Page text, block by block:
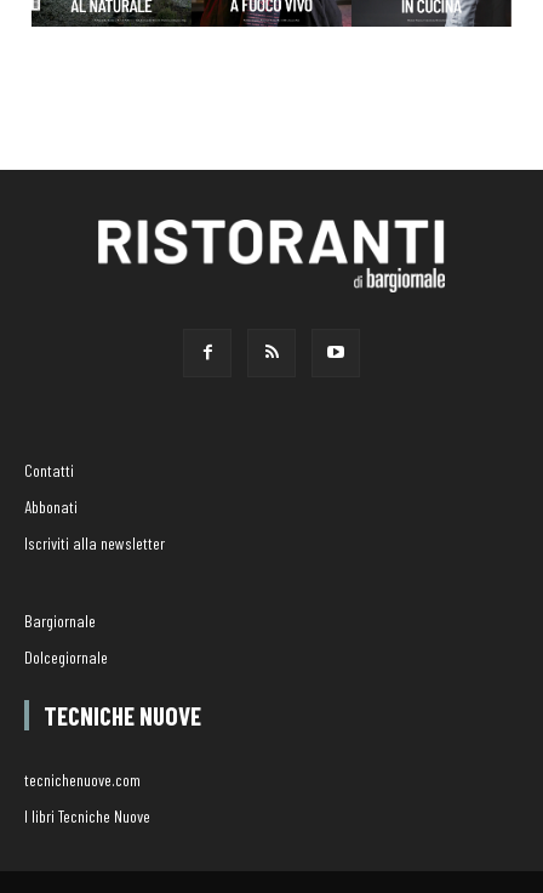
Contatti
Abbonati
Iscriviti alla newsletter
Bargiornale
Dolcegiornale
TECNICHE NUOVE
tecnichenuove.com
I libri Tecniche Nuove